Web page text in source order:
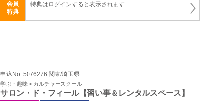
会員
特典
特典はログインすると表示されます
申込No. 5076276 関東/埼玉県
学ぶ・趣味 > カルチャースクール
サロン・ド・フィール【習い事＆レンタルスペース】